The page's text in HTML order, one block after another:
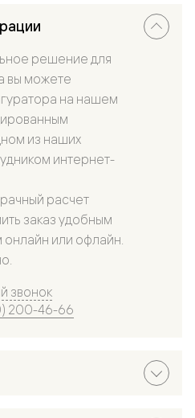
решение для
вы можете
на нашем
из наших
интернет-
расчет
заказ удобным
или офлайн.
звонок
200-46-66